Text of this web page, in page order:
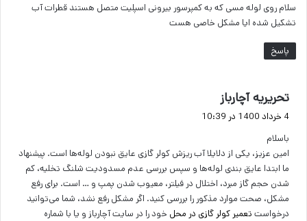
:
سلام روی لوله مسی که به کمپرسور بیرونی اسپلیت متصل هستند قطرات آب
تشکیل شده ایا مشکل خاصی هست
پاسخ
تحریریه آچارباز
ف
4 خرداد 1400 در 10:39
باسلام
امین عزیز، یکی از دلایلا آب ریزش کولر گازی عایق نبودن لوله‌ها است. پیشنهاد
ما ابتدا عایق بندی لوله‌ها و سپس بررسی عدم مسدودیت شلنگ تخلیه، کم
شدن حجم گاز مبرد، اختلال در فیلتر، معیوب شدن پمپ و … است. برای رفع
مشکل، صحت موارد مذکور را بررسی کنید. اگر مشکل رفع نشد، شما می‌توانید
درخواست تعمیر کولر گازی در محل خود را در سایت آچارباز و یا با شماره